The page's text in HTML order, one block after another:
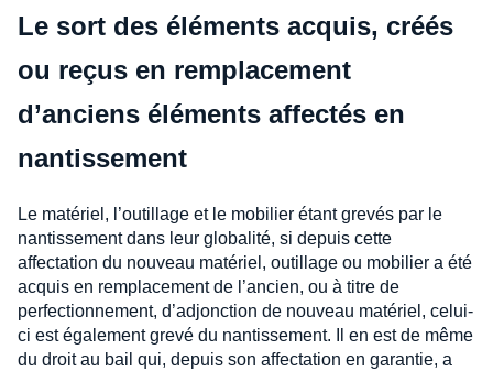
Le sort des éléments acquis, créés
ou reçus en remplacement
d’anciens éléments affectés en
nantissement
Le matériel, l’outillage et le mobilier étant grevés par le
nantissement dans leur globalité, si depuis cette
affectation du nouveau matériel, outillage ou mobilier a été
acquis en remplacement de l’ancien, ou à titre de
perfectionnement, d’adjonction de nouveau matériel, celui-
ci est également grevé du nantissement. Il en est de même
du droit au bail qui, depuis son affectation en garantie, a